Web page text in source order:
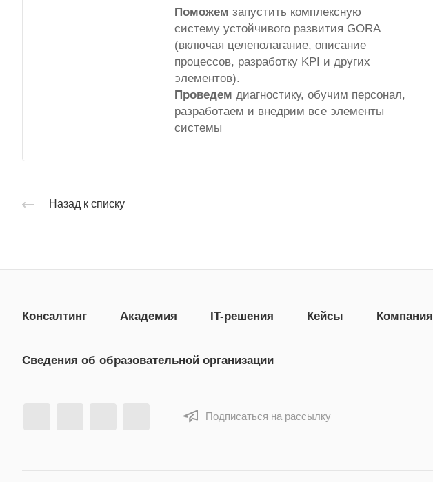
Поможем запустить комплексную
систему устойчивого развития GORA
(включая целеполагание, описание
процессов, разработку KPI и других
элементов).
Проведем диагностику, обучим персонал,
разработаем и внедрим все элементы
системы
Назад к списку
Консалтинг Академия IT-решения Кейсы Компания
Сведения об образовательной организации
Подписаться на рассылку